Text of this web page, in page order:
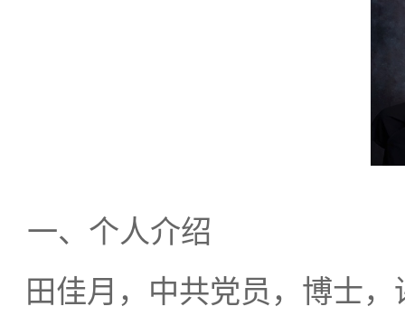
一、 个人介绍
田佳月，中共党员，博士，